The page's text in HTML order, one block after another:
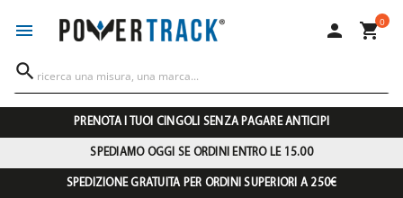
  0

PRENOTA I TUOI CINGOLI SENZA PAGARE ANTICIPI
SPEDIAMO OGGI SE ORDINI ENTRO LE 15.00
SPEDIZIONE GRATUITA PER ORDINI SUPERIORI A 250€